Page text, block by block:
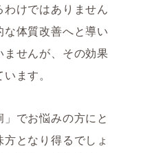
けではありません
体質改善へと導い
せんが、その効果
ます。
でお悩みの方にと
となり得るでしょ